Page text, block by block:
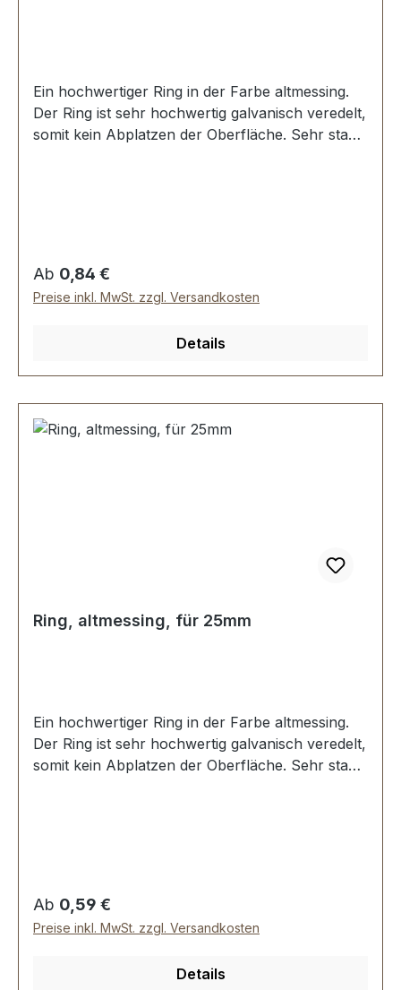
Ein hochwertiger Ring in der Farbe altmessing.
Der Ring ist sehr hochwertig galvanisch veredelt,
somit kein Abplatzen der Oberfläche. Sehr stabil,
Regulärer Preis:
Ab 0,84 €
Preise inkl. MwSt. zzgl. Versandkosten
Details
Ring, altmessing, für 25mm
Ein hochwertiger Ring in der Farbe altmessing.
Der Ring ist sehr hochwertig galvanisch veredelt,
somit kein Abplatzen der Oberfläche. Sehr stabil,
Regulärer Preis:
Ab 0,59 €
Preise inkl. MwSt. zzgl. Versandkosten
Details